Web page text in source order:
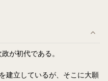
が初代である。
建立しているが、そこに大願